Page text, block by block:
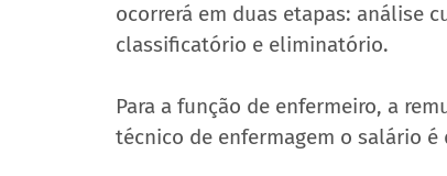
ocorrerá em duas etapas: análise
classificatório e eliminatório.
Para a função de enfermeiro, a
técnico de enfermagem o salário é